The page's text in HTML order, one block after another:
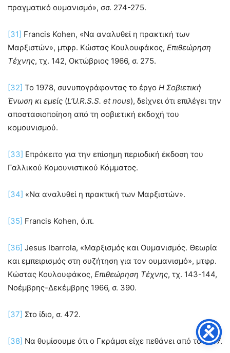
πραγματικό ουμανισμό», σσ. 274-275.
[31] Francis Kohen, «Να αναλυθεί η πρακτική των
Μαρξιστών», μτφρ. Κώστας Κουλουφάκος, Επιθεώρηση
Τέχνης, τχ. 142, Οκτώβριος 1966, σ. 275.
[32] Το 1978, συνυπογράφοντας το έργο Η Σοβιετική
Ένωση κι εμείς (L’U.R.S.S. et nous), δείχνει ότι επιλέγει την
αποστασιοποίηση από τη σοβιετική εκδοχή του
κομουνισμού.
[33] Επρόκειτο για την επίσημη περιοδική έκδοση του
Γαλλικού Κομουνιστικού Κόμματος.
[34] «Να αναλυθεί η πρακτική των Μαρξιστών».
[35] Francis Kohen, ό.π.
[36] Jesus Ibarrola, «Μαρξισμός και Ουμανισμός. Θεωρία
και εμπειρισμός στη συζήτηση για τον ουμανισμό», μτφρ.
Κώστας Κουλουφάκος, Επιθεώρηση Τέχνης, τχ. 143-144,
Νοέμβρης-Δεκέμβρης 1966, σ. 390.
[37] Στο ίδιο, σ. 472.
[38] Να θυμίσουμε ότι ο Γκράμσι είχε πεθάνει από το 1937.